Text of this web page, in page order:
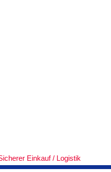
Einkauf / Logistik